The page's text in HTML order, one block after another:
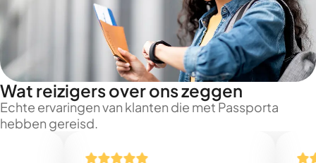
Wat reizigers over ons zeggen
Echte ervaringen van klanten die met Passporta
hebben gereisd.